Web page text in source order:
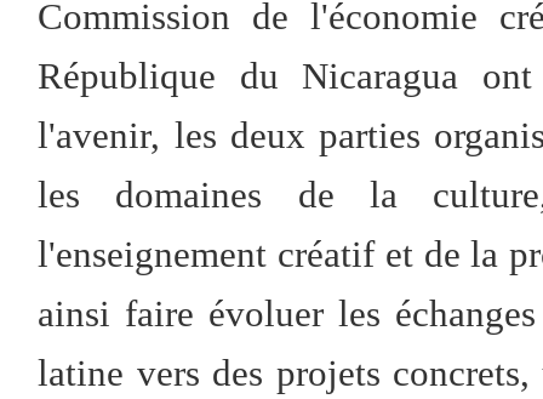
Commission de l'économie
République du Nicaragua
l'avenir, les deux parties
les domaines de la
l'enseignement créatif et de la
ainsi faire évoluer les
latine vers des projets